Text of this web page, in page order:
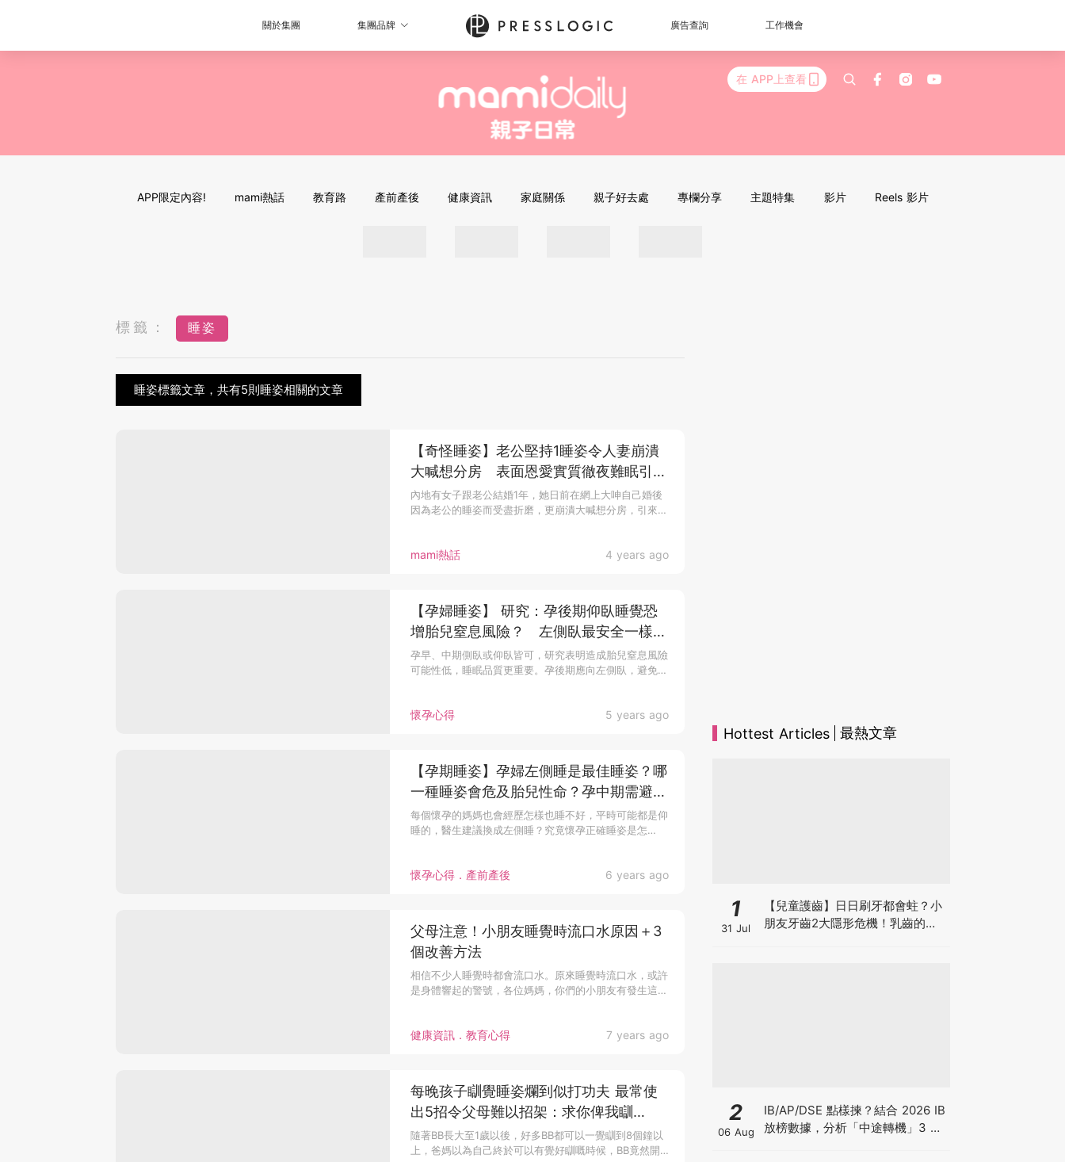
關於集團 集團品牌 廣告查詢 工作機會
在 APP上查看
APP限定內容! mami熱話 教育路 產前產後 健康資訊 家庭關係 親子好去處 專欄分享 主題特集 影片 Reels 影片
標籤： 睡姿
睡姿標籤文章，共有5則睡姿相關的文章
mami熱話 4 years ago
【奇怪睡姿】老公堅持1睡姿令人妻崩潰
大喊想分房 表面恩愛實質徹夜難眠引共
鳴
內地有女子跟老公結婚1年，她日前在網上大呻自己婚後
因為老公的睡姿而受盡折磨，更崩潰大喊想分房，引來
懷孕心得 5 years ago
【孕婦睡姿】 研究：孕後期仰臥睡覺恐
增胎兒窒息風險？ 左側臥最安全一樣物
品助媽媽安眠
孕早、中期側臥或仰臥皆可，研究表明造成胎兒窒息風險
可能性低，睡眠品質更重要。孕後期應向左側臥，避免
懷孕心得．產前產後 6 years ago
【孕期睡姿】孕婦左側睡是最佳睡姿？哪
一種睡姿會危及胎兒性命？孕中期需避免
的3個錯誤睡姿！
每個懷孕的媽媽也會經歷怎樣也睡不好，平時可能都是仰
睡的，醫生建議換成左側睡？究竟懷孕正確睡姿是怎
健康資訊．教育心得 7 years ago
父母注意！小朋友睡覺時流口水原因＋3
個改善方法
相信不少人睡覺時都會流口水。原來睡覺時流口水，或許
是身體響起的警號，各位媽媽，你們的小朋友有發生這
每晚孩子瞓覺睡姿爛到似打功夫 最常使
出5招令父母難以招架：求你俾我瞓
下⋯⋯
隨著BB長大至1歲以後，好多BB都可以一覺瞓到8個鐘以
上，爸媽以為自己終於可以有覺好瞓嘅時候，BB竟然開
Hottest Articles 最熱文章
1
31 Jul
【兒童護齒】日日刷牙都會蛀？小
朋友牙齒2大隱形危機！乳齒的琺
2
06 Aug
IB/AP/DSE 點樣揀？結合 2026 IB
放榜數據，分析「中途轉機」3 大